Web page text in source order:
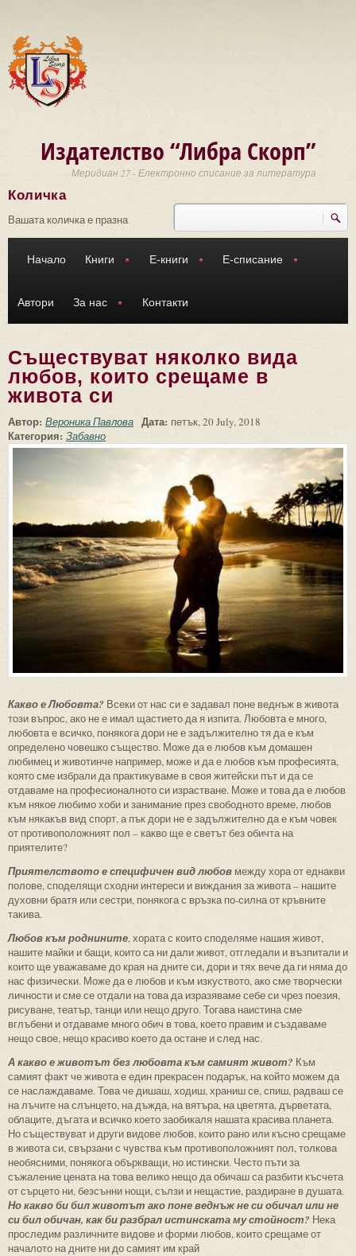
Издателство “Либра Скорп”
Меридиан 27 - Електронно списание за литература
Търси
Количка
Вашата количка е празна
Начало Книги Е-книги Е-списание
Автори За нас Контакти
Съществуват няколко вида
любов, които срещаме в
живота си
Автор: Вероника Павлова Дата: петък, 20 July, 2018
Категория: Забавно
Какво е Любовта? Всеки от нас си е задавал поне веднъж в живота
този въпрос, ако не е имал щастието да я изпита. Любовта е много,
любовта е всичко, понякога дори не е задължително тя да е към
определено човешко същество. Може да е любов към домашен
любимец и животинче например, може и да е любов към професията,
която сме избрали да практикуваме в своя житейски път и да се
отдаваме на професионалното си израстване. Може и това да е любов
към някое любимо хоби и занимание през свободното време, любов
към някакъв вид спорт, а пък дори не е задължително да е към човек
от противоположният пол – какво ще е светът без обичта на
приятелите?
Приятелството е специфичен вид любов между хора от еднакви
полове, споделящи сходни интереси и виждания за живота – нашите
духовни братя или сестри, понякога с връзка по-силна от кръвните
такива.
Любов към роднините, хората с които споделяме нашия живот,
нашите майки и бащи, които са ни дали живот, отгледали и възпитали и
които ще уважаваме до края на дните си, дори и тях вече да ги няма до
нас физически. Може да е любов и към изкуството, ако сме творчески
личности и сме се отдали на това да изразяваме себе си чрез поезия,
рисуване, театър, танци или нещо друго. Тогава наистина сме
вглъбени и отдаваме много обич в това, което правим и създаваме
нещо свое, нещо красиво което да остане и след нас.
А какво е животът без любовта към самият живот? Към
самият факт че живота е един прекрасен подарък, на който можем да
се наслаждаваме. Това че дишаш, ходиш, храниш се, спиш, радваш се
на лъчите на слънцето, на дъжда, на вятъра, на цветята, дърветата,
облаците, дъгата и всичко което заобикаля нашата красива планета.
Но съществуват и други видове любов, които рано или късно срещаме
в живота си, свързани с чувства към противоположният пол, толкова
необясними, понякога объркващи, но истински. Често пъти за
съжаление цената на това велико нещо да обичаш са разбити късчета
от сърцето ни, безсънни нощи, сълзи и нещастие, раздиране в душата.
Но какво би бил животът ако поне веднъж не си обичал или не
си бил обичан, как би разбрал истинската му стойност? Нека
проследим различните видове и форми любов, които срещаме от
началото на дните ни до самият им край